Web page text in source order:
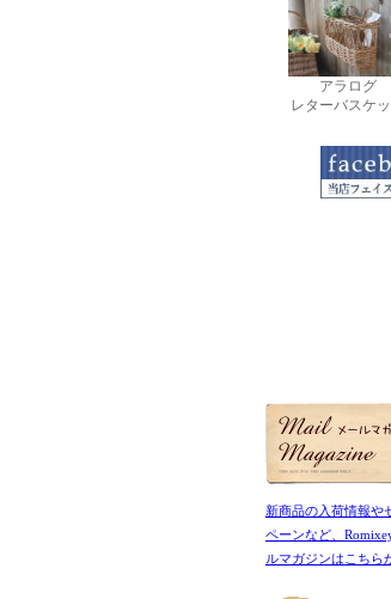
アラログ
レターバスケッ
新商品の入荷情報や
ペーンなど、
ルマガジンはこちら